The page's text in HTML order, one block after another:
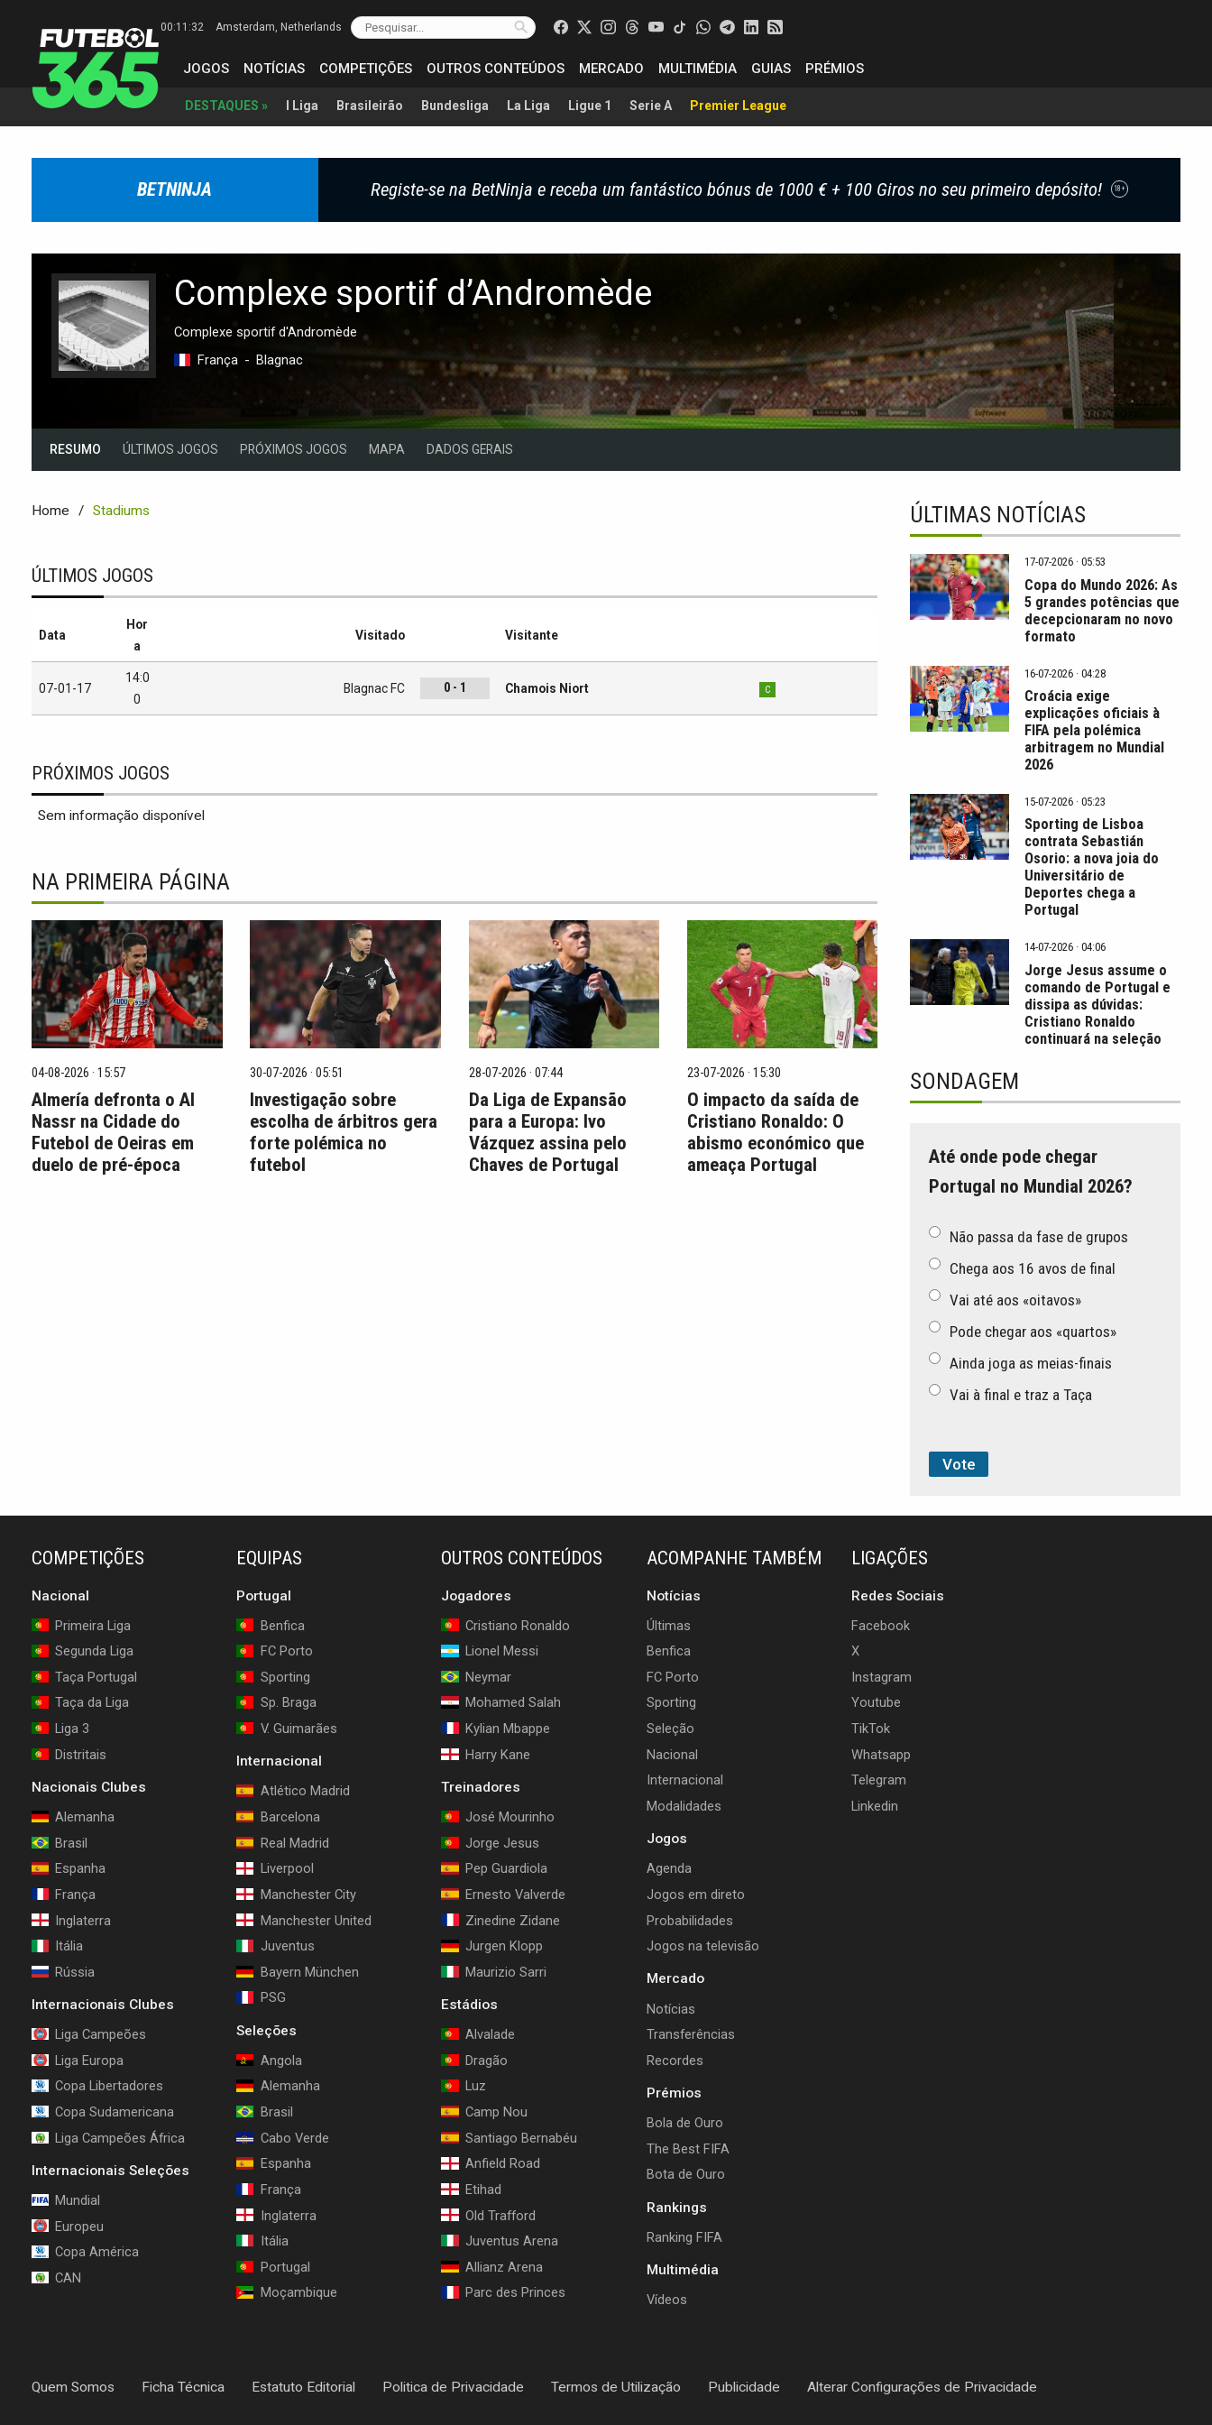
00:11:33 Amsterdam, Netherlands
JOGOS NOTÍCIAS COMPETIÇÕES OUTROS CONTEÚDOS MERCADO MULTIMÉDIA GUIAS PRÉMIOS
DESTAQUES » I Liga Brasileirão Bundesliga La Liga Ligue 1 Serie A Premier League
BETNINJA Registe-se na BetNinja e receba um fantástico bónus de 1000 € + 100 Giros no seu primeiro depósito! 18+
Complexe sportif d’Andromède
Complexe sportif d'Andromède
França - Blagnac
RESUMO ÚLTIMOS JOGOS PRÓXIMOS JOGOS MAPA DADOS GERAIS
Home Stadiums
ÚLTIMOS JOGOS
Data
Hor
a
Visitado Visitante
07-01-17
14:0
0
Blagnac FC 0 - 1 Chamois Niort C
PRÓXIMOS JOGOS
Sem informação disponível
NA PRIMEIRA PÁGINA
04-08-2026 · 15:57
Almería defronta o Al
Nassr na Cidade do
Futebol de Oeiras em
duelo de pré-época
30-07-2026 · 05:51
Investigação sobre
escolha de árbitros gera
forte polémica no
futebol
28-07-2026 · 07:44
Da Liga de Expansão
para a Europa: Ivo
Vázquez assina pelo
Chaves de Portugal
23-07-2026 · 15:30
O impacto da saída de
Cristiano Ronaldo: O
abismo económico que
ameaça Portugal
ÚLTIMAS NOTÍCIAS
17-07-2026 · 05:53
Copa do Mundo 2026: As
5 grandes potências que
decepcionaram no novo
formato
16-07-2026 · 04:28
Croácia exige
explicações oficiais à
FIFA pela polémica
arbitragem no Mundial
2026
15-07-2026 · 05:23
Sporting de Lisboa
contrata Sebastián
Osorio: a nova joia do
Universitário de
Deportes chega a
Portugal
14-07-2026 · 04:06
Jorge Jesus assume o
comando de Portugal e
dissipa as dúvidas:
Cristiano Ronaldo
continuará na seleção
SONDAGEM
Até onde pode chegar
Portugal no Mundial 2026?
Não passa da fase de grupos
Chega aos 16 avos de final
Vai até aos «oitavos»
Pode chegar aos «quartos»
Ainda joga as meias-finais
Vai à final e traz a Taça
COMPETIÇÕES
Nacional
Primeira Liga
Segunda Liga
Taça Portugal
Taça da Liga
Liga 3
Distritais
Nacionais Clubes
Alemanha
Brasil
Espanha
França
Inglaterra
Itália
Rússia
Internacionais Clubes
Liga Campeões
Liga Europa
Copa Libertadores
Copa Sudamericana
Liga Campeões África
Internacionais Seleções
Mundial
Europeu
Copa América
CAN
EQUIPAS
Portugal
Benfica
FC Porto
Sporting
Sp. Braga
V. Guimarães
Internacional
Atlético Madrid
Barcelona
Real Madrid
Liverpool
Manchester City
Manchester United
Juventus
Bayern München
PSG
Seleções
Angola
Alemanha
Brasil
Cabo Verde
Espanha
França
Inglaterra
Itália
Portugal
Moçambique
OUTROS CONTEÚDOS
Jogadores
Cristiano Ronaldo
Lionel Messi
Neymar
Mohamed Salah
Kylian Mbappe
Harry Kane
Treinadores
José Mourinho
Jorge Jesus
Pep Guardiola
Ernesto Valverde
Zinedine Zidane
Jurgen Klopp
Maurizio Sarri
Estádios
Alvalade
Dragão
Luz
Camp Nou
Santiago Bernabéu
Anfield Road
Etihad
Old Trafford
Juventus Arena
Allianz Arena
Parc des Princes
ACOMPANHE TAMBÉM
Notícias
Últimas
Benfica
FC Porto
Sporting
Seleção
Nacional
Internacional
Modalidades
Jogos
Agenda
Jogos em direto
Probabilidades
Jogos na televisão
Mercado
Notícias
Transferências
Recordes
Prémios
Bola de Ouro
The Best FIFA
Bota de Ouro
Rankings
Ranking FIFA
Multimédia
Vídeos
LIGAÇÕES
Redes Sociais
Facebook
X
Instagram
Youtube
TikTok
Whatsapp
Telegram
Linkedin
Quem Somos Ficha Técnica Estatuto Editorial Politica de Privacidade Termos de Utilização Publicidade Alterar Configurações de Privacidade